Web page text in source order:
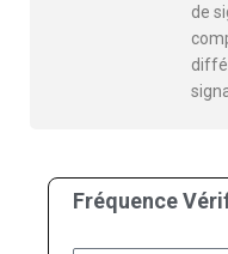
de
Fréquence